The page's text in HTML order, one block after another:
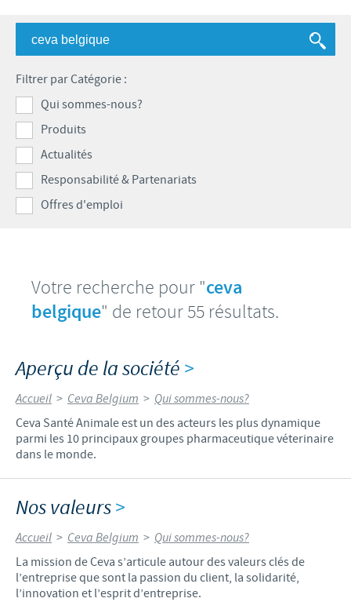
Nos valeurs
Recherche et développement
Production
Porcs
Importance de la responsabilité
Programmes de soutien
Partenariats commerciaux et scientifiques
ACTUALITÉS
Actualités internationales
Actualités au sein du Benelux
OFFRES D'EMPLOI
Offres d'emploi internationales
Offres d'emploi au sein du Benelux
CONTACT
Filtrer par Catégorie :
Qui sommes-nous?
Produits
Actualités
Responsabilité & Partenariats
Offres d'emploi
Votre recherche pour "ceva
belgique" de retour 55 résultats.
Aperçu de la société >
Accueil > Ceva Belgium > Qui sommes-nous?
Ceva Santé Animale est un des acteurs les plus dynamique
parmi les 10 principaux groupes pharmaceutique véterinaire
dans le monde.
Nos valeurs>
Accueil > Ceva Belgium > Qui sommes-nous?
La mission de Ceva s’articule autour des valeurs clés de
l’entreprise que sont la passion du client, la solidarité,
l’innovation et l’esprit d’entreprise.